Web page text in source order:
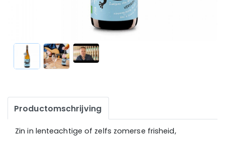
Productomschrijving
Zin in lenteachtige of zelfs zomerse frisheid,